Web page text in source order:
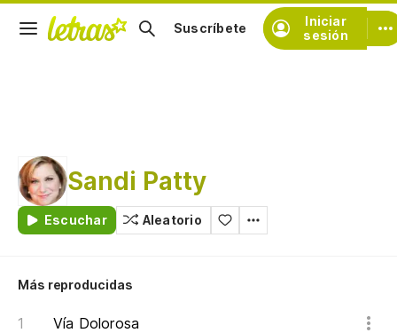
Iniciar
sesión
Suscríbete
Sandi Patty
Escuchar Aleatorio
Más reproducidas
Vía Dolorosa